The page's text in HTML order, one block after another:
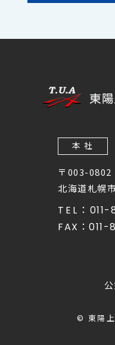
本 社
〒003-0802
北海道札幌
TEL： 011-
FAX： 011-
© 東陽